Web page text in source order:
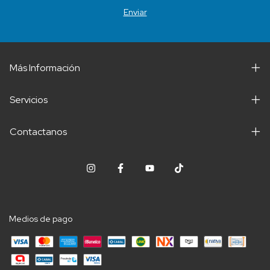
Más Información
Servicios
Contactanos
Medios de pago